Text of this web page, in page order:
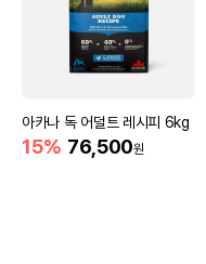
아카나 독 어덜트 레시피 6kg
15% 76,500원